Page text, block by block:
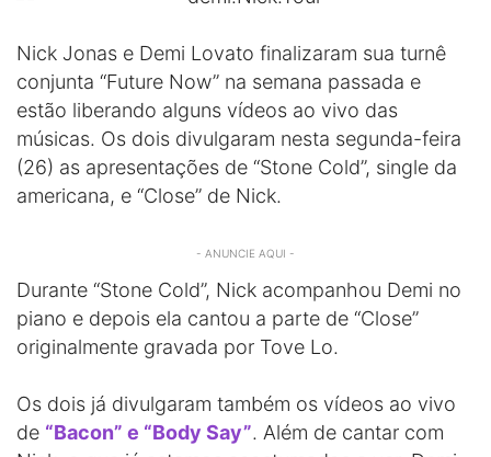
Nick Jonas e Demi Lovato finalizaram sua turnê
conjunta “Future Now” na semana passada e
estão liberando alguns vídeos ao vivo das
músicas. Os dois divulgaram nesta segunda-feira
(26) as apresentações de “Stone Cold”, single da
americana, e “Close” de Nick.
- ANUNCIE AQUI -
Durante “Stone Cold”, Nick acompanhou Demi no
piano e depois ela cantou a parte de “Close”
originalmente gravada por Tove Lo.
Os dois já divulgaram também os vídeos ao vivo
de “Bacon” e “Body Say”. Além de cantar com